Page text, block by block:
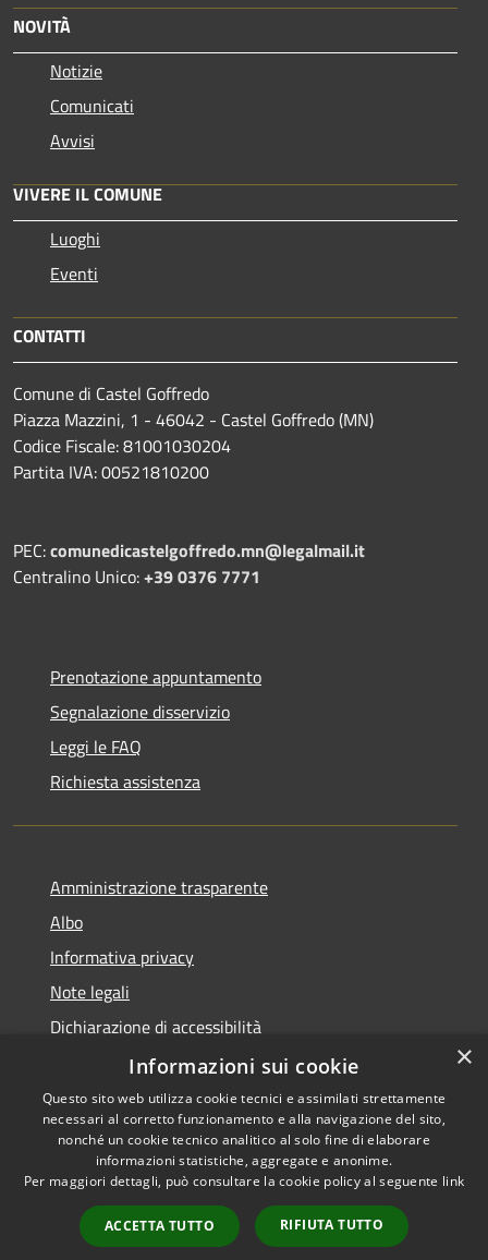
NOVITÀ
Notizie
Comunicati
Avvisi
VIVERE IL COMUNE
Luoghi
Eventi
CONTATTI
Comune di Castel Goffredo
Piazza Mazzini, 1 - 46042 - Castel Goffredo (MN)
Codice Fiscale: 81001030204
Partita IVA: 00521810200
PEC:comunedicastelgoffredo.mn@legalmail.it
Centralino Unico:+39 0376 7771
Prenotazione appuntamento
Segnalazione disservizio
Leggi le FAQ
Richiesta assistenza
Amministrazione trasparente
Albo
Informativa privacy
Note legali
Dichiarazione di accessibilità
Piano di miglioramento
RSS
Accessibilità
Copyright © 2026 • Comune di
Castel Goffredo • Powered by
Municipium•
Accesso
redazione
×
Informazioni sui cookie
Questo sito web utilizza cookie tecnici e assimilati strettamente
necessari al corretto funzionamento e alla navigazione del sito,
nonché un cookie tecnico analitico al solo fine di elaborare
informazioni statistiche, aggregate e anonime.
Per maggiori dettagli, può consultare la cookie policy al seguente link
ACCETTA TUTTO RIFIUTA TUTTO